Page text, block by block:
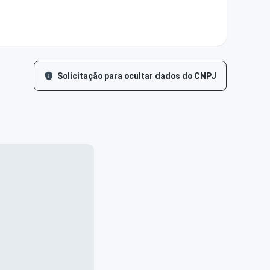
Solicitação para ocultar dados do CNPJ